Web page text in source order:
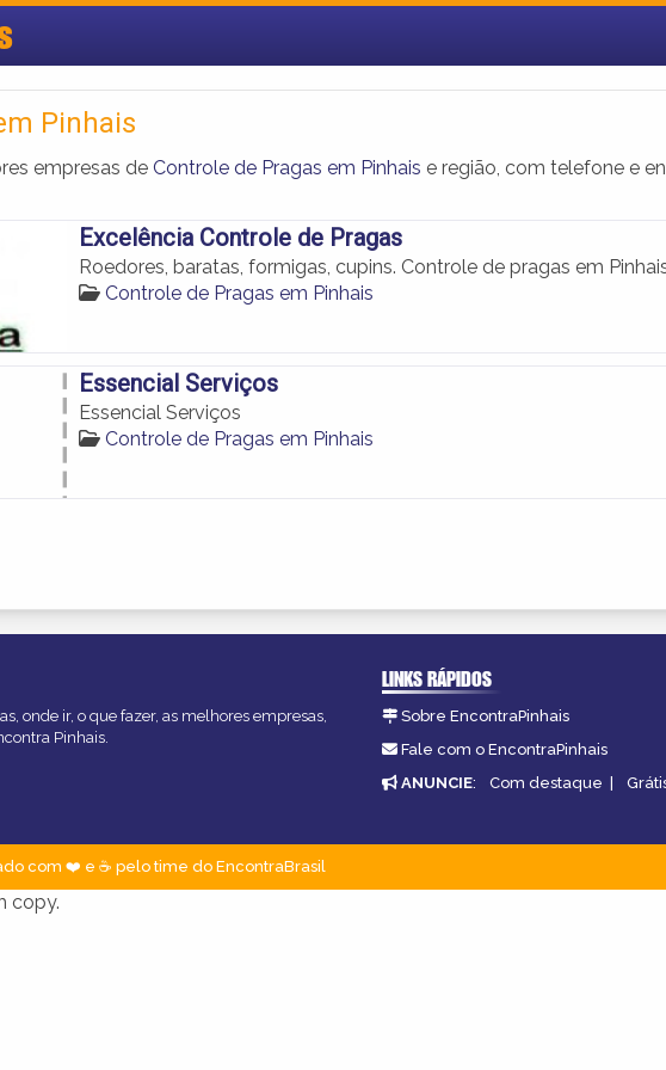
Pinhais
empresas de Controle de Pragas em Pinhais e região, com telefone e
Excelência Controle de Pragas
Roedores, baratas, formigas, cupins. Controle de pragas em
Controle de Pragas em Pinhais
Essencial Serviços
Essencial Serviços
Controle de Pragas em Pinhais
onde ir, o que fazer, as melhores empresas,
Pinhais.
LINKS RÁPIDOS
Sobre EncontraPinhais
Fale com o EncontraPinhais
ANUNCIE: Com destaque |
com ❤️ e ☕ pelo time do EncontraBrasil
copy.